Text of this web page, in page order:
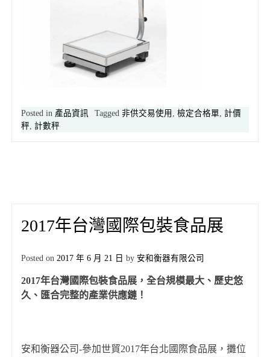
Posted in 產品資訊 Tagged 非供交易使用 檢定合格單
計價
秤 計數秤
2017年台灣國際包裝食品展
Posted on 2017 年 6 月 21 日 by 安和衡器有限公司
2017年台灣國際包裝食品展，全台規模最大、歷史悠
久、匯合完整的產業供應鏈！
安和衡器公司-參加世貿2017年台北國際食品展，攤位